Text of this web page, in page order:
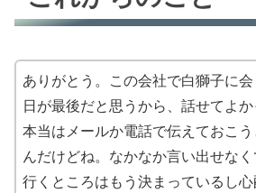
ありがとう。この会社で白獅子に
日が最後だと思うから、話せてよか
本当はメールか電話で伝えておこう
んだけどね。なかなか言い出せな
行くところはもう決まっているし